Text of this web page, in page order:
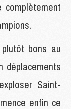
bons au
déplacements
Saint-
enfin ce